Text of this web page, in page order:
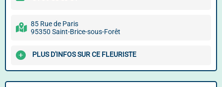
85 Rue de Paris
95350 Saint-Brice-sous-Forêt
PLUS D'INFOS SUR CE FLEURISTE